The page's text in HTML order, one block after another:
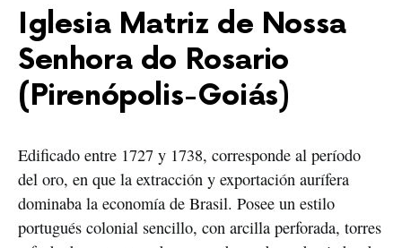
Iglesia Matriz de Nossa
Senhora do Rosario
(Pirenópolis-Goiás)
Edificado entre 1727 y 1738, corresponde al período
del oro, en que la extracción y exportación aurífera
dominaba la economía de Brasil. Posee un estilo
portugués colonial sencillo, con arcilla perforada, torres